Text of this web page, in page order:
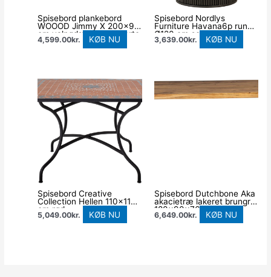
Spisebord plankebord
WOOOD Jimmy X 200×90
cm valnødsfiner mat sorte
metalben
4,599.00kr. KØB NU
Spisebord Nordlys
Furniture Havana6p rund
Ø120 cm sort fyrretræ
3,639.00kr. KØB NU
Spisebord Creative
Collection Hellen 110×110
cm rød
mosaikglasbordplade med
5,049.00kr. KØB NU
Spisebord Dutchbone Aka
akacietræ lakeret brungrå
180x90x76 cm sort
jernunderstel
6,649.00kr. KØB NU